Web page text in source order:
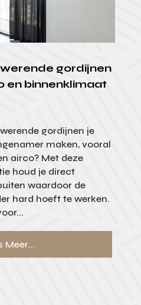
gordijnen
en binnenklimaat
gordijnen je
maken, vooral
airco? Met deze
houd je direct
waardoor de
hard hoeft te werken.
Meer...